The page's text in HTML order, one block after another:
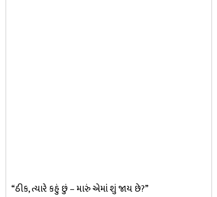
“ઠીક, ત્યારે કહું છું – મારું એમાં શું જાય છે?”